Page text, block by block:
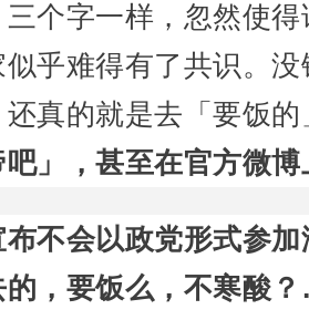
三个字一样，忽然使
似乎难得有了共识。
真的就是去「要饭的
」，甚至在官方微博
布不会以政党形式参
的，要饭么，不寒酸